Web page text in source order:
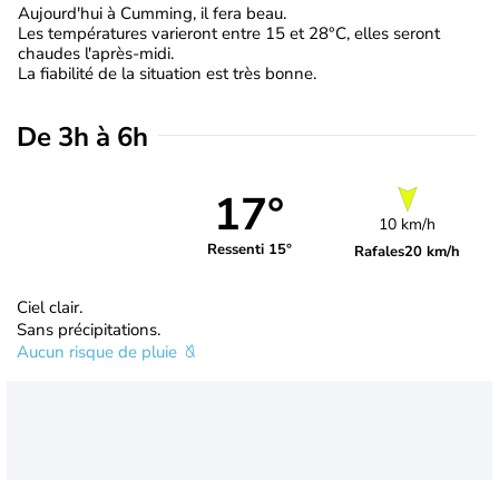
Aujourd'hui à Cumming, il fera beau.
Les températures varieront entre 15 et 28°C, elles seront
chaudes l'après-midi.
La fiabilité de la situation est très bonne.
De 3h à 6h
17°
Ressenti 15°
10 km/h
Rafales20 km/h
Ciel clair.
Sans précipitations.
Aucun risque de pluie